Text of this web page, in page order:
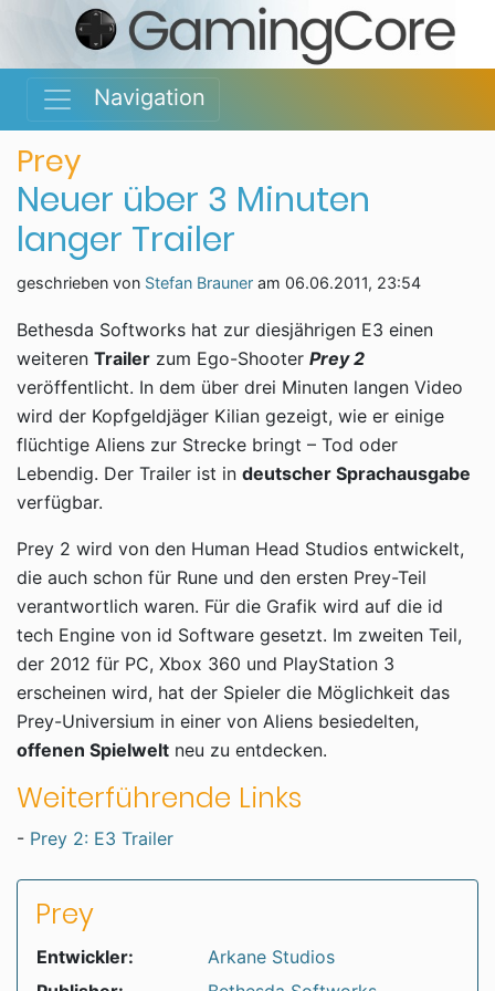
Navigation
Prey
Neuer über 3 Minuten
langer Trailer
geschrieben von Stefan Brauner am 06.06.2011, 23:54
Bethesda Softworks hat zur diesjährigen E3 einen
weiteren Trailer zum Ego-Shooter Prey 2
veröffentlicht. In dem über drei Minuten langen Video
wird der Kopfgeldjäger Kilian gezeigt, wie er einige
flüchtige Aliens zur Strecke bringt – Tod oder
Lebendig. Der Trailer ist in deutscher Sprachausgabe
verfügbar.
Prey 2 wird von den Human Head Studios entwickelt,
die auch schon für Rune und den ersten Prey-Teil
verantwortlich waren. Für die Grafik wird auf die id
tech Engine von id Software gesetzt. Im zweiten Teil,
der 2012 für PC, Xbox 360 und PlayStation 3
erscheinen wird, hat der Spieler die Möglichkeit das
Prey-Universium in einer von Aliens besiedelten,
offenen Spielwelt neu zu entdecken.
Weiterführende Links
- Prey 2: E3 Trailer
Prey
Entwickler:
Arkane Studios